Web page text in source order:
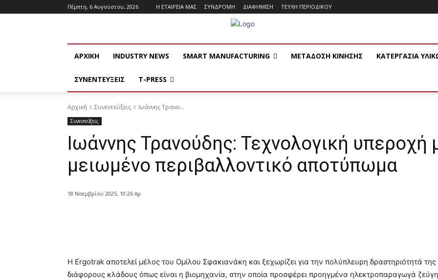
Πέμπτη, 6 Αυγούστου, 2026 Η ΕΤΑΙΡΕΙΑ ΜΑΣ ΣΥΝΔΡΟΜΗ ΔΙΑΦΗΜΙΣΗ ΤΕΥΧΗ ΠΕΡΙΟΔΙΚΟΥ
ΑΡΧΙΚΗ INDUSTRY NEWS SMART MANUFACTURING ΜΕΤΑΔΟΣΗ ΚΙΝΗΣΗΣ ΚΑΤΕΡΓΑΣΙΑ
ΣΥΝΕΝΤΕΥΞΕΙΣ T-PRESS
Αρχική Συνεντεύξεις Ιωάννης Τρανο...
Συνεντεύξεις
Ιωάννης Τρανούδης: Τεχνολογική υπεροχή
μειωμένο περιβαλλοντικό αποτύπωμα
18 Νοεμβρίου 2025, 10:26 πμ
Η Ergotrak αποτελεί μέλος του Ομίλου Σφακιανάκη και ξεχωρίζει για την πολύπλευρη δραστηριότητά της
διάφορους κλάδους όπως είναι η βιομηχανία, στην οποία προσφέρει προηγμένα ηλεκτροπαραγωγά ζεύγη